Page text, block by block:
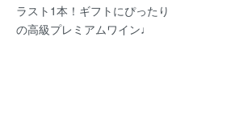
ラスト1本！ギフトにぴったり
の高級プレミアムワイン♩